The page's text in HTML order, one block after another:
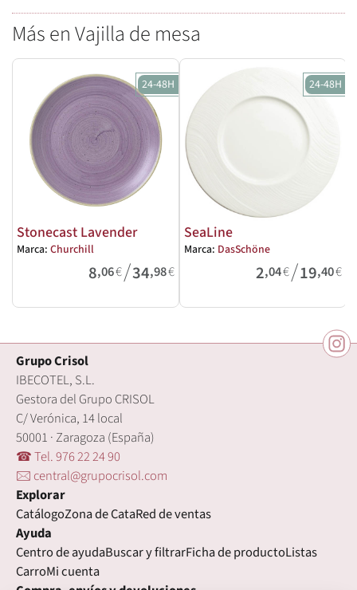
Más en Vajilla de mesa
24-48H
Stonecast Lavender
Marca: Churchill
8,06€/34,98€
24-48H
SeaLine
Marca: DasSchöne
2,04€/19,40€
Grupo Crisol
IBECOTEL, S.L.
Gestora del Grupo CRISOL
C/ Verónica, 14 local
50001 · Zaragoza (España)
☎ Tel. 976 22 24 90
🖂 central@grupocrisol.com
Explorar
CatálogoZona de CataRed de ventas
Ayuda
Centro de ayudaBuscar y filtrarFicha de productoListas
CarroMi cuenta